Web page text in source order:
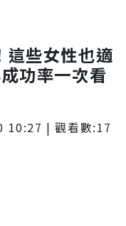
這些女性也適
功率一次看
10:27 | 觀看數:17